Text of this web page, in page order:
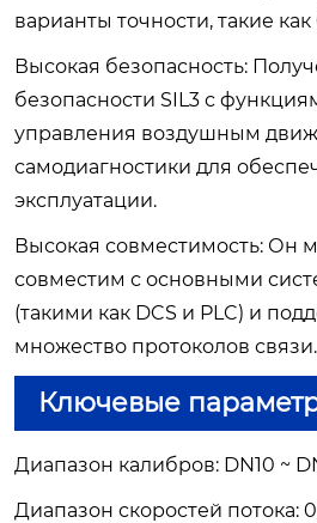
варианты точности, такие как
Высокая безопасность:
безопасности SIL3 с
управления воздушным
самодиагностики для
эксплуатации.
Высокая совместимость: Он
совместим с основными
(такими как DCS и PLC) и
множество протоколов связи.
Ключевые
Диапазон калибров: DN10 ~
Диапазон скоростей потока: